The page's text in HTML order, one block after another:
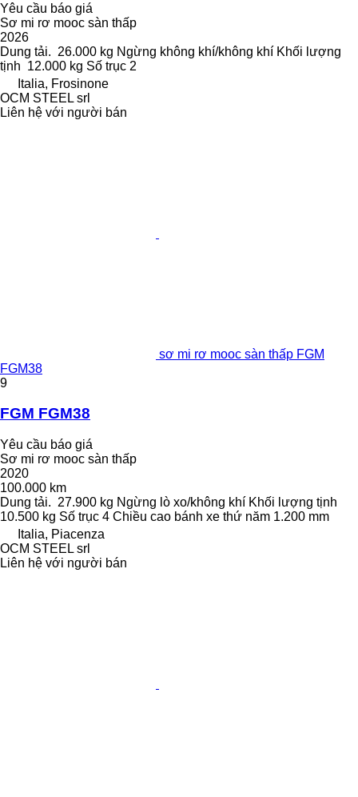
Yêu cầu báo giá
Sơ mi rơ mooc sàn thấp
2026
Dung tải. 26.000 kg Ngừng không khí/không khí Khối lượng
tịnh 12.000 kg Số trục 2
Italia, Frosinone
OCM STEEL srl
Liên hệ với người bán
sơ mi rơ mooc sàn thấp FGM
FGM38
9
FGM FGM38
Yêu cầu báo giá
Sơ mi rơ mooc sàn thấp
2020
100.000 km
Dung tải. 27.900 kg Ngừng lò xo/không khí Khối lượng tịnh
10.500 kg Số trục 4 Chiều cao bánh xe thứ năm 1.200 mm
Italia, Piacenza
OCM STEEL srl
Liên hệ với người bán